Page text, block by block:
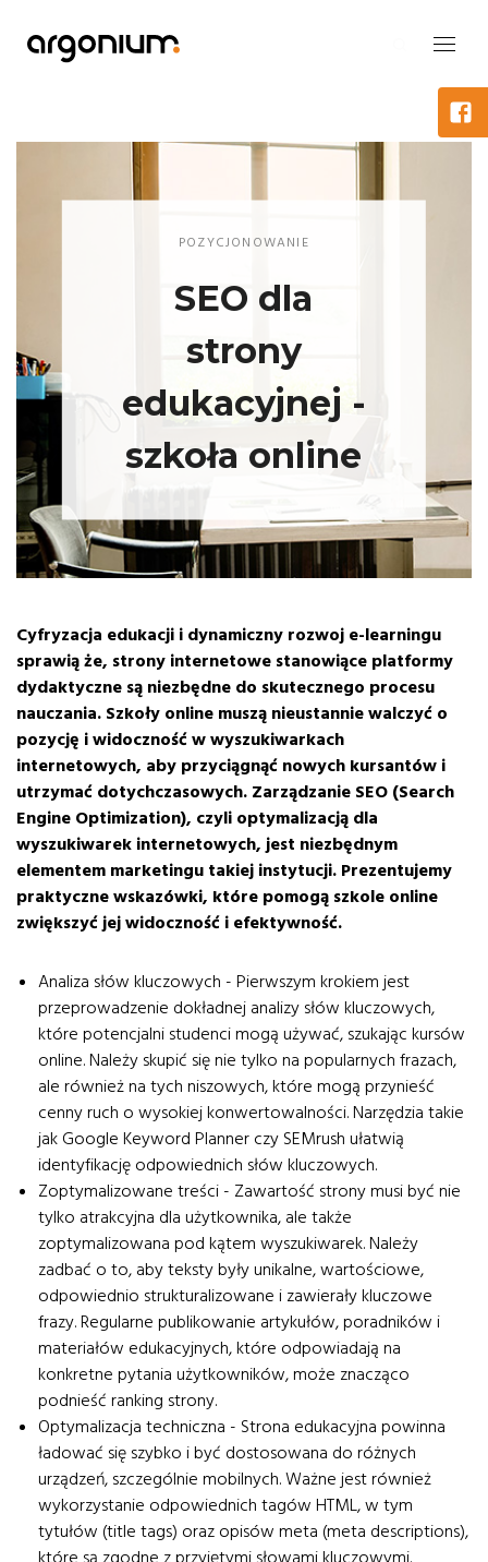
POZYCJONOWANIE
SEO dla
strony
edukacyjnej -
szkoła online
Cyfryzacja edukacji i dynamiczny rozwoj e-learningu
sprawią że, strony internetowe stanowiące platformy
dydaktyczne są niezbędne do skutecznego procesu
nauczania. Szkoły online muszą nieustannie walczyć o
pozycję i widoczność w wyszukiwarkach
internetowych, aby przyciągnąć nowych kursantów i
utrzymać dotychczasowych. Zarządzanie SEO (Search
Engine Optimization), czyli optymalizacją dla
wyszukiwarek internetowych, jest niezbędnym
elementem marketingu takiej instytucji. Prezentujemy
praktyczne wskazówki, które pomogą szkole online
zwiększyć jej widoczność i efektywność.
Analiza słów kluczowych - Pierwszym krokiem jest
przeprowadzenie dokładnej analizy słów kluczowych,
które potencjalni studenci mogą używać, szukając kursów
online. Należy skupić się nie tylko na popularnych frazach,
ale również na tych niszowych, które mogą przynieść
cenny ruch o wysokiej konwertowalności. Narzędzia takie
jak Google Keyword Planner czy SEMrush ułatwią
identyfikację odpowiednich słów kluczowych.
Zoptymalizowane treści - Zawartość strony musi być nie
tylko atrakcyjna dla użytkownika, ale także
zoptymalizowana pod kątem wyszukiwarek. Należy
zadbać o to, aby teksty były unikalne, wartościowe,
odpowiednio strukturalizowane i zawierały kluczowe
frazy. Regularne publikowanie artykułów, poradników i
materiałów edukacyjnych, które odpowiadają na
konkretne pytania użytkowników, może znacząco
podnieść ranking strony.
Optymalizacja techniczna - Strona edukacyjna powinna
ładować się szybko i być dostosowana do różnych
urządzeń, szczególnie mobilnych. Ważne jest również
wykorzystanie odpowiednich tagów HTML, w tym
tytułów (title tags) oraz opisów meta (meta descriptions),